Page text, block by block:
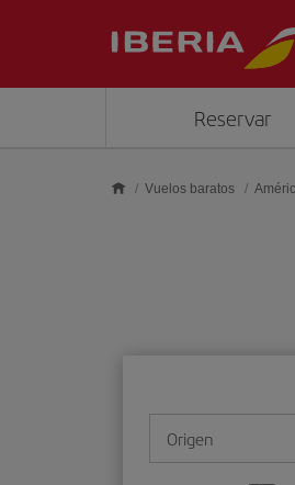
Reservar
Vuelos baratos
Origen